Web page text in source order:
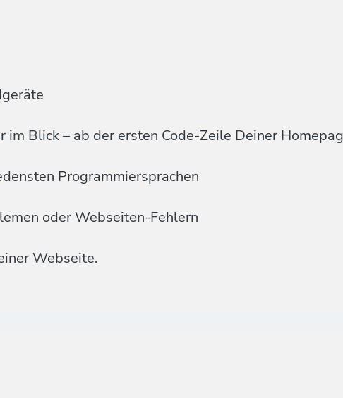
im Blick – ab der ersten Code-Zeile Deiner
Programmiersprachen
oder Webseiten-Fehlern
Webseite.